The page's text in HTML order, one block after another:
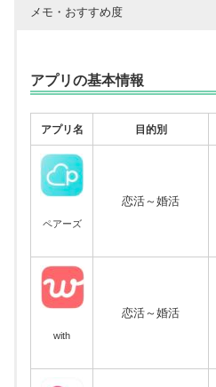
メモ・おすすめ度
アプリの基本情報
アプリ名 目的別
ペアーズ
恋活～婚活
with
恋活～婚活